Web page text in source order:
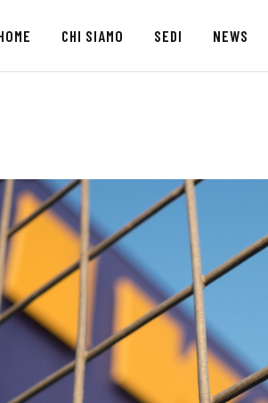
CHI SIAMO SEDI NEWS
HOME
CHI
NEWS
TG CUB